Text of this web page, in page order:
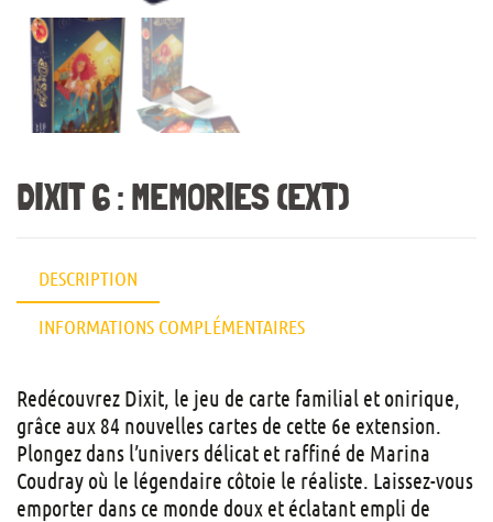
DIXIT 6 : MEMORIES (EXT)
DESCRIPTION
INFORMATIONS COMPLÉMENTAIRES
Redécouvrez Dixit, le jeu de carte familial et onirique,
grâce aux 84 nouvelles cartes de cette 6e extension.
Plongez dans l’univers délicat et raffiné de Marina
Coudray où le légendaire côtoie le réaliste. Laissez-vous
emporter dans ce monde doux et éclatant empli de